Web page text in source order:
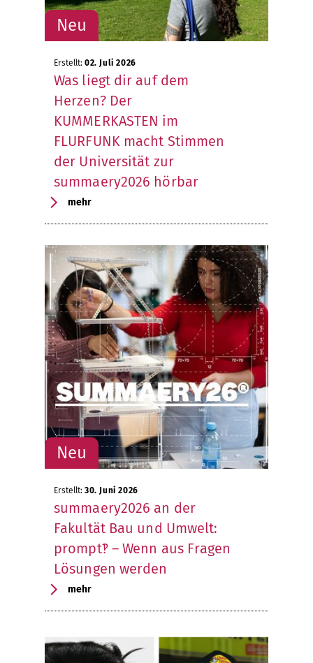
Erstellt: 02. Juli 2026
Was liegt dir auf dem
Herzen? Der
KUMMERKASTEN im
FLURFUNK macht Stimmen
der Universität zur
summaery2026 hörbar
mehr
Erstellt: 30. Juni 2026
summaery2026 an der
Fakultät Bau und Umwelt:
prompt‽ – Wenn aus Fragen
Lösungen werden
mehr